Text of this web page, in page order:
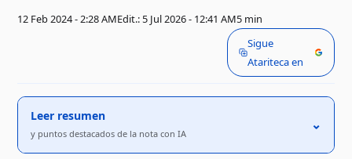
12 Feb 2024 - 2:28 AMEdit.: 5 Jul 2026 - 12:41 AM5 min
Sigue
Atariteca en
Leer resumen
y puntos destacados de la nota con IA
⌃